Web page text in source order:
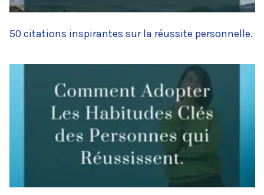
50 citations inspirantes sur la réussite personnelle.